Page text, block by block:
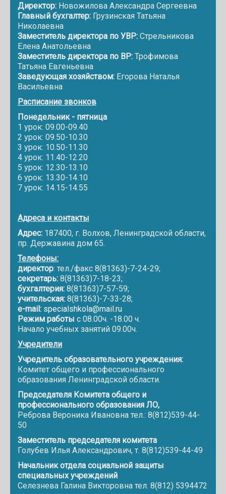
Директор: Новожилова Александра Сергеевна
Главный бухгалтер: Грузинская Татьяна
Николаевна
Заместитель директора по УВР: Стрельникова
Елена Анатольевна
Заместитель директора по ВР: Трофимова
Татьяна Евгеньевна
Заведующая хозяйством: Егорова Наталья
Васильевна
Расписание звонков
Понедельник - пятница
1 урок: 09.00-09.40
2 урок: 09.50-10.30
3 урок: 10.50-11.30
4 урок: 11.40-12.20
5 урок: 12.30-13.10
6 урок: 13.30-14.10
7 урок: 14.15-14.55
Адреса и контакты
Адрес: 187400, г. Волхов, Ленинградской области,
пр. Державина дом 65.
Телефоны:
директор: тел./факс 8(81363)-7-24-29;
секретарь: 8(81363)7-18-23;
бухгалтерия: 8(81363)7-57-59;
учительская: 8(81363)-7-33-28;
e-mail: specialshkola@mail.ru
Режим работы с 08.00ч. -18.00 ч.
Начало учебных занятий 09.00ч.
Учредители
Учредитель образовательного учреждения:
Комитет общего и профессионального
образования Ленинградской области.
Председателя Комитета общего и
профессионального образования ЛО,
Реброва Вероника Ивановна тел.: 8(812)539-44-
50
Заместитель председателя комитета
Голубев Илья Александрович, т. 8(812)539-44-49
Начальник отдела социальной защиты
специальных учреждений
Селезнева Галина Викторовна тел. 8(812) 5394472